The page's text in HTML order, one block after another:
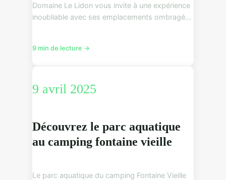
Domaine Le Lidon vous invite à une expérience
inoubliable avec ses emplacements ombragé...
9 min de lecture →
9 avril 2025
Découvrez le parc aquatique
au camping fontaine vieille
Le parc aquatique du camping Fontaine Vieille